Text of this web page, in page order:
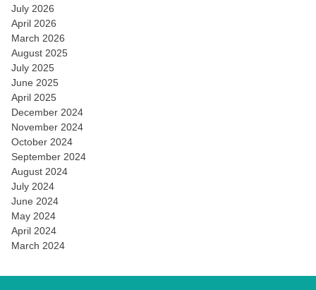
July 2026
April 2026
March 2026
August 2025
July 2025
June 2025
April 2025
December 2024
November 2024
October 2024
September 2024
August 2024
July 2024
June 2024
May 2024
April 2024
March 2024